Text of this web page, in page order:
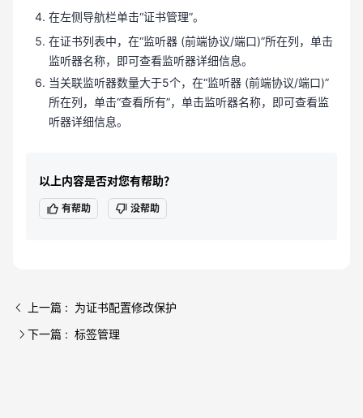
在左侧导航栏单击“证书管理”。
在证书列表中，在“监听器 (前端协议/端口)”所在列，单击
监听器名称，即可查看监听器详细信息。
当关联监听器数量大于5个，在“监听器 (前端协议/端口)”
所在列，单击“查看所有”，单击监听器名称，即可查看监
听器详细信息。
以上内容是否对您有帮助？
有帮助 没帮助
上一篇 : 为证书配置修改保护
下一篇 : 标签管理